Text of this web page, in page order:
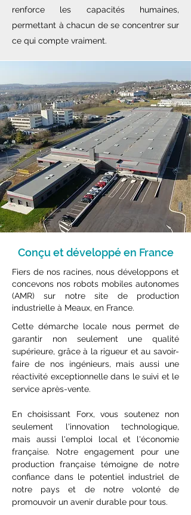
renforce les capacités humaines,
permettant à chacun de se concentrer sur
ce qui compte vraiment.
Conçu et développé en France
Fiers de nos racines, nous développons et
concevons nos robots mobiles autonomes
(AMR) sur notre site de production
industrielle à Meaux, en France.
Cette démarche locale nous permet de
garantir non seulement une qualité
supérieure, grâce à la rigueur et au savoir-
faire de nos ingénieurs, mais aussi une
réactivité exceptionnelle dans le suivi et le
service après-vente.
En choisissant Forx, vous soutenez non
seulement l'innovation technologique,
mais aussi l'emploi local et l'économie
française. Notre engagement pour une
production française témoigne de notre
confiance dans le potentiel industriel de
notre pays et de notre volonté de
promouvoir un avenir durable pour tous.